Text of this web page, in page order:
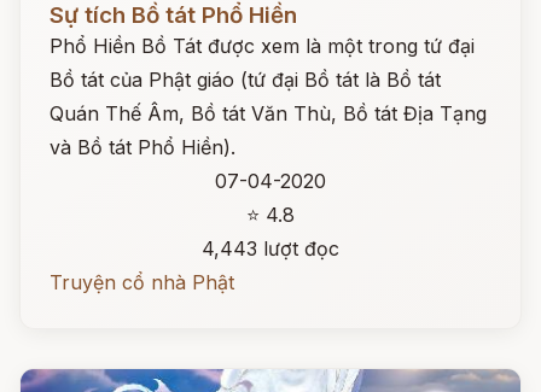
Sự tích Bồ tát Phổ Hiền
Phổ Hiền Bồ Tát được xem là một trong tứ đại
Bồ tát của Phật giáo (tứ đại Bồ tát là Bồ tát
Quán Thế Âm, Bồ tát Văn Thù, Bồ tát Địa Tạng
và Bồ tát Phổ Hiền).
07-04-2020
⭐ 4.8
4,443 lượt đọc
Truyện cổ nhà Phật